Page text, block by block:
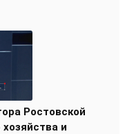
Ростовской
и